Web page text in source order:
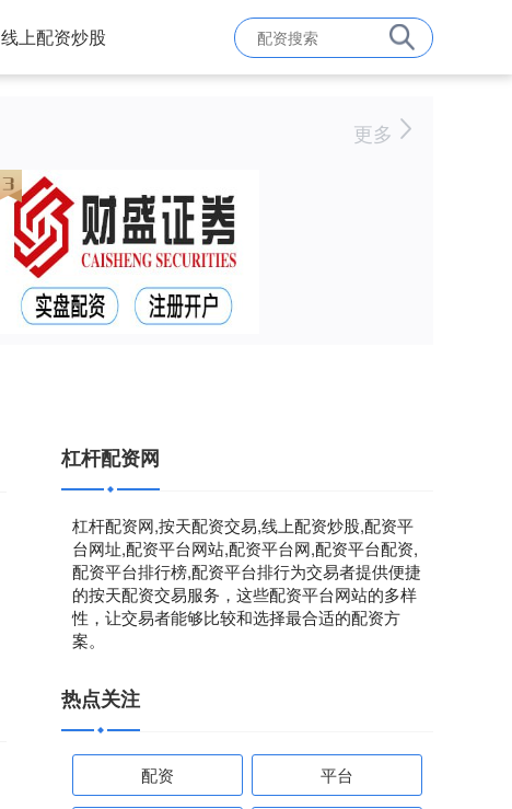
线上配资炒股
更多
杠杆配资网
杠杆配资网,按天配资交易,线上配资炒股,配资平
台网址,配资平台网站,配资平台网,配资平台配资,
配资平台排行榜,配资平台排行为交易者提供便捷
的按天配资交易服务，这些配资平台网站的多样
性，让交易者能够比较和选择最合适的配资方
案。
热点关注
配资 平台